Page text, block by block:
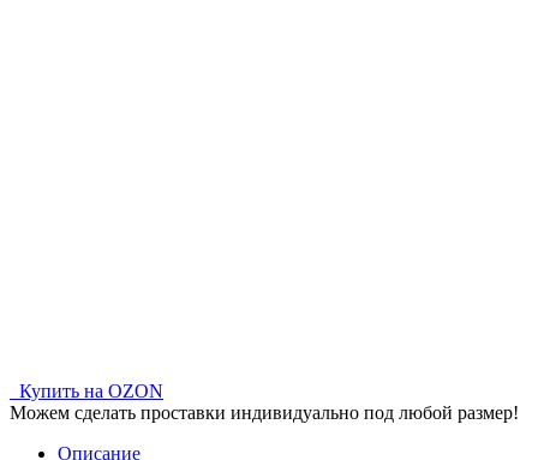
Купить на OZON
Можем сделать проставки индивидуально под любой размер!
Описание